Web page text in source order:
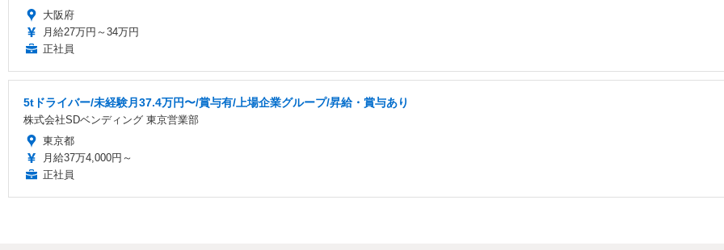
大阪府
月給27万円～34万円
正社員
5tドライバー/未経験月37.4万円〜/賞与有/上場企業グループ/昇給・賞与あり
株式会社SDベンディング 東京営業部
東京都
月給37万4,000円～
正社員